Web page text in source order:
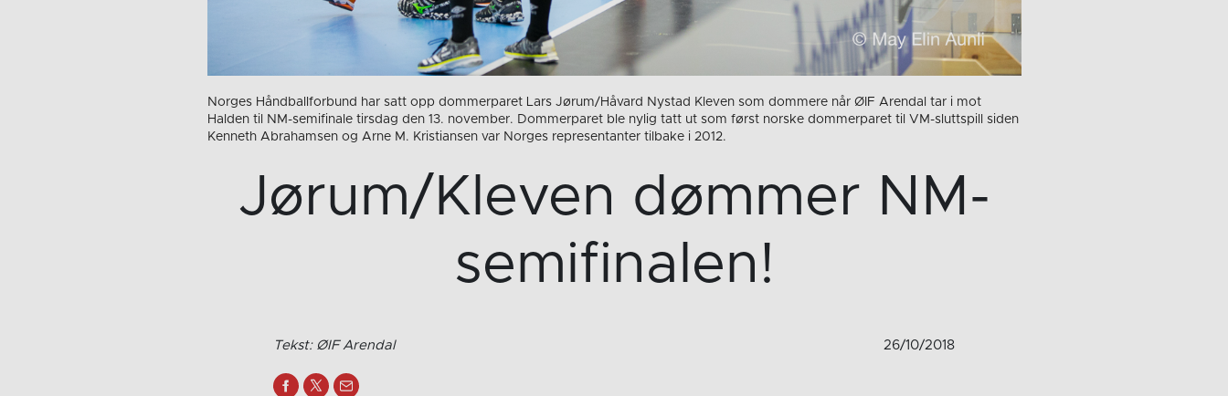
Norges Håndballforbund har satt opp dommerparet Lars Jørum/Håvard Nystad Kleven som dommere når ØIF Arendal tar i mot
Halden til NM-semifinale tirsdag den 13. november. Dommerparet ble nylig tatt ut som først norske dommerparet til VM-sluttspill siden
Kenneth Abrahamsen og Arne M. Kristiansen var Norges representanter tilbake i 2012.
Jørum/Kleven dømmer NM-
semifinalen!
Tekst: ØIF Arendal 26/10/2018